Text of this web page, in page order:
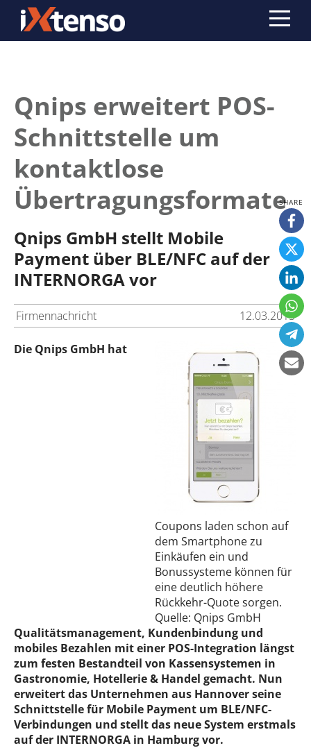
Qnips erweitert POS-
Schnittstelle um
kontaktlose
Übertragungsformate
Qnips GmbH stellt Mobile
Payment über BLE/NFC auf der
INTERNORGA vor
Firmennachricht 12.03.2015
Coupons laden schon auf
dem Smartphone zu
Einkäufen ein und
Bonussysteme können für
eine deutlich höhere
Rückkehr-Quote sorgen.
Quelle: Qnips GmbH
Die Qnips GmbH hat
Qualitätsmanagement, Kundenbindung und
mobiles Bezahlen mit einer POS-Integration längst
zum festen Bestandteil von Kassensystemen in
Gastronomie, Hotellerie & Handel gemacht. Nun
erweitert das Unternehmen aus Hannover seine
Schnittstelle für Mobile Payment um BLE/NFC-
Verbindungen und stellt das neue System erstmals
auf der INTERNORGA in Hamburg vor.